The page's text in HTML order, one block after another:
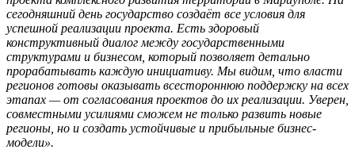
сегодняшний день государство создаёт все условия для
успешной реализации проекта. Есть здоровый
конструктивный диалог между государственными
структурами и бизнесом, который позволяет детально
прорабатывать каждую инициативу. Мы видим, что власти
регионов готовы оказывать всестороннюю поддержку на всех
этапах — от согласования проектов до их реализации. Уверен,
совместными усилиями сможем не только развить новые
регионы, но и создать устойчивые и прибыльные бизнес-
модели».